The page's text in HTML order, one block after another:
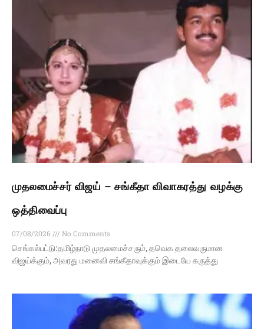
முதலமைச்சர் விஜய் – சங்கீதா விவாகரத்து வழக்கு
ஒத்திவைப்பு
07/08/2026
No Comments
செங்கல்பட்டு:தமிழ்நாடு முதலமைச்சரும், தவெக தலைவருமான
விஜய்க்கும், அவரது மனைவி சங்கீதாவுக்கும் இடையே கருத்து